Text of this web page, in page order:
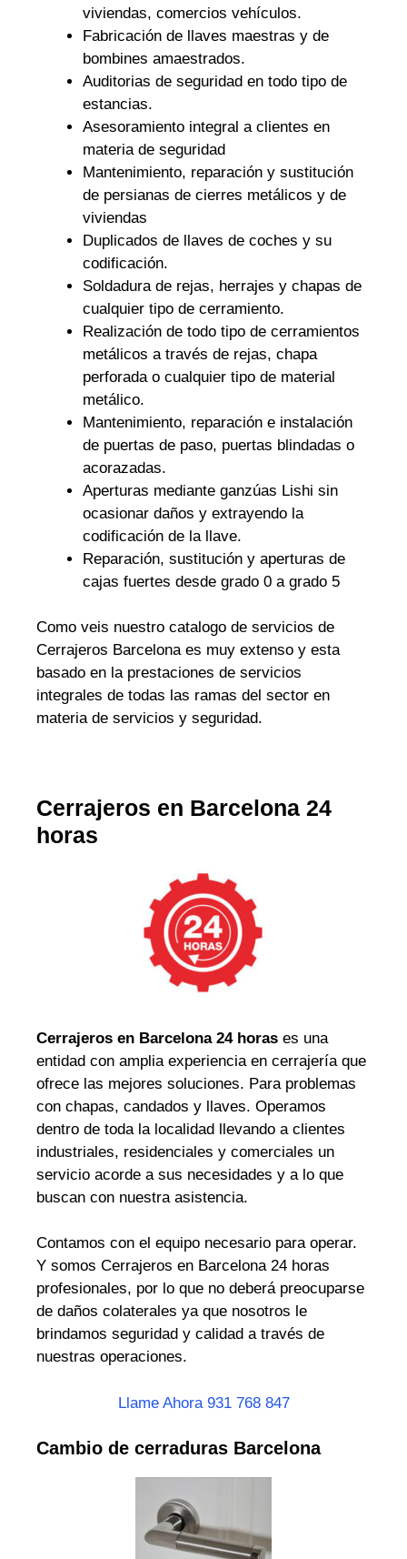
viviendas, comercios vehículos.
Fabricación de llaves maestras y de
bombines amaestrados.
Auditorias de seguridad en todo tipo de
estancias.
Asesoramiento integral a clientes en
materia de seguridad
Mantenimiento, reparación y sustitución
de persianas de cierres metálicos y de
viviendas
Duplicados de llaves de coches y su
codificación.
Soldadura de rejas, herrajes y chapas de
cualquier tipo de cerramiento.
Realización de todo tipo de cerramientos
metálicos a través de rejas, chapa
perforada o cualquier tipo de material
metálico.
Mantenimiento, reparación e instalación
de puertas de paso, puertas blindadas o
acorazadas.
Aperturas mediante ganzúas Lishi sin
ocasionar daños y extrayendo la
codificación de la llave.
Reparación, sustitución y aperturas de
cajas fuertes desde grado 0 a grado 5
Como veis nuestro catalogo de servicios de
Cerrajeros Barcelona es muy extenso y esta
basado en la prestaciones de servicios
integrales de todas las ramas del sector en
materia de servicios y seguridad.
Cerrajeros en Barcelona 24
horas
Cerrajeros en Barcelona 24 horas es una
entidad con amplia experiencia en cerrajería que
ofrece las mejores soluciones. Para problemas
con chapas, candados y llaves. Operamos
dentro de toda la localidad llevando a clientes
industriales, residenciales y comerciales un
servicio acorde a sus necesidades y a lo que
buscan con nuestra asistencia.
Contamos con el equipo necesario para operar.
Y somos Cerrajeros en Barcelona 24 horas
profesionales, por lo que no deberá preocuparse
de daños colaterales ya que nosotros le
brindamos seguridad y calidad a través de
nuestras operaciones.
Llame Ahora 931 768 847
Cambio de cerraduras Barcelona